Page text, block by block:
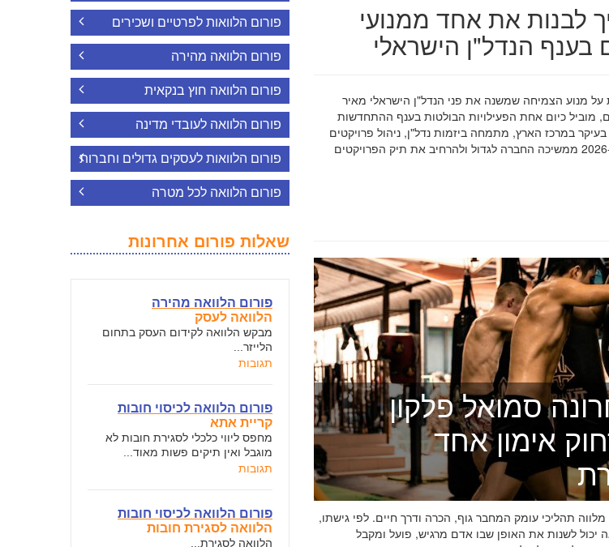
לבנות את אחד ממנועי
בענף הנדל"ן הישראלי
חובה לדעת על מנוע הצמיחה שמשנה את פני הנדל"ן הישראלי מאיר
מוביל כיום אחת הפעילויות הבולטות בענף ההתחדשות
במרכז הארץ, מתמחה ביזמות נדל"ן, ניהול פרויקטים
מגורים ומימון עסקאות מורכבות. ב-2026 ממשיכה החברה לגדול ולהרחיב את תיק הפרויקטים
סמואל פלקון
אימון אחד
תהליכי עומק המחבר גוף, הכרה ודרך חיים. לפי גישתו,
לשנות את האופן שבו אדם מרגיש, פועל ומקבל
פורום הלוואות לפרטיים ושכירים
פורום הלוואה מהירה
פורום הלוואה חוץ בנקאית
פורום הלוואה לעובדי מדינה
פורום הלוואות לעסקים גדולים וחברות
פורום הלוואה לכל מטרה
שאלות פורום אחרונות
פורום הלוואה מהירה
הלוואה לעסק
מבקש הלוואה לקידום העסק בתחום
הלייזר...
תגובות
פורום הלוואה לכיסוי חובות
קריית אתא
מחפס ליווי כלכלי לסגירת חובות לא
מוגבל ואין תיקים פשות מאוד...
תגובות
פורום הלוואה לכיסוי חובות
הלוואה לסגירת חובות
הלוואה לסגירת...